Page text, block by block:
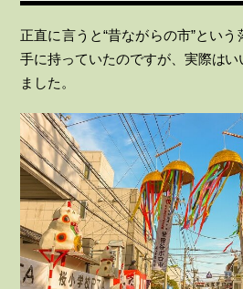
正直に言うと“昔ながらの市”とい
手に持っていたのですが、実際は
ました。